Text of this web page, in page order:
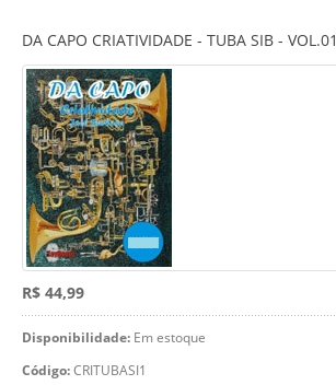
DA CAPO CRIATIVIDADE - TUBA SIB - VOL.01
R$ 44,99
Disponibilidade: Em estoque
Código:CRITUBASI1